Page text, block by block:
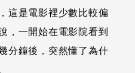
這是電影裡少數比較偏
，一開始在電影院看到
分鐘後，突然懂了為什